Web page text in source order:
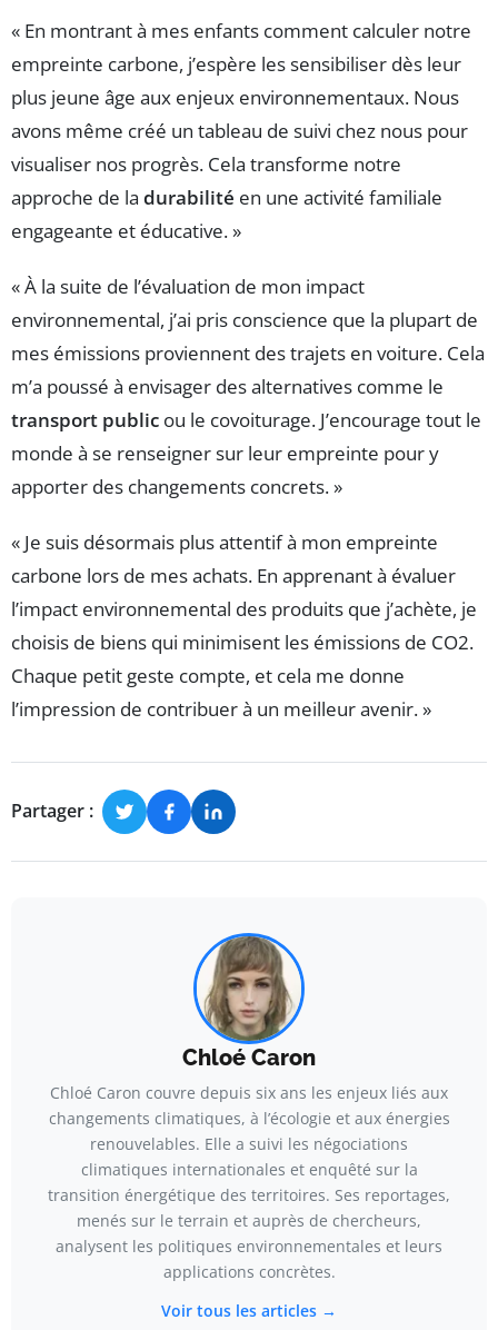
« En montrant à mes enfants comment calculer notre
empreinte carbone, j’espère les sensibiliser dès leur
plus jeune âge aux enjeux environnementaux. Nous
avons même créé un tableau de suivi chez nous pour
visualiser nos progrès. Cela transforme notre
approche de la durabilité en une activité familiale
engageante et éducative. »
« À la suite de l’évaluation de mon impact
environnemental, j’ai pris conscience que la plupart de
mes émissions proviennent des trajets en voiture. Cela
m’a poussé à envisager des alternatives comme le
transport public ou le covoiturage. J’encourage tout le
monde à se renseigner sur leur empreinte pour y
apporter des changements concrets. »
« Je suis désormais plus attentif à mon empreinte
carbone lors de mes achats. En apprenant à évaluer
l’impact environnemental des produits que j’achète, je
choisis de biens qui minimisent les émissions de CO2.
Chaque petit geste compte, et cela me donne
l’impression de contribuer à un meilleur avenir. »
Partager :
Chloé Caron
Chloé Caron couvre depuis six ans les enjeux liés aux
changements climatiques, à l’écologie et aux énergies
renouvelables. Elle a suivi les négociations
climatiques internationales et enquêté sur la
transition énergétique des territoires. Ses reportages,
menés sur le terrain et auprès de chercheurs,
analysent les politiques environnementales et leurs
applications concrètes.
Voir tous les articles →